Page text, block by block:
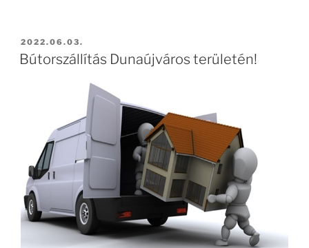
BEKÜLDVE:
2022.06.03.
Bútorszállítás Dunaújváros területén!